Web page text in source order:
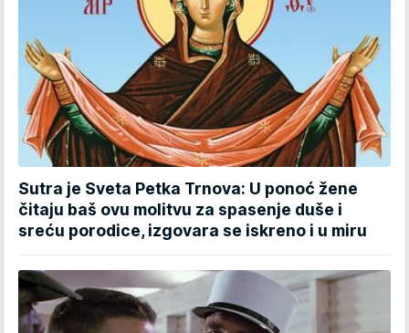
Sutra je Sveta Petka Trnova: U ponoć žene
čitaju baš ovu molitvu za spasenje duše i
sreću porodice, izgovara se iskreno i u miru